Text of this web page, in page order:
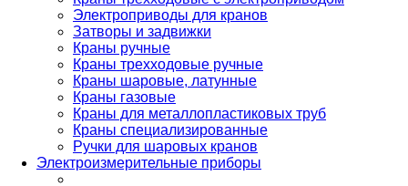
Электроприводы для кранов
Затворы и задвижки
Краны ручные
Краны трехходовые ручные
Краны шаровые, латунные
Краны газовые
Краны для металлопластиковых труб
Краны специализированные
Ручки для шаровых кранов
Электроизмерительные приборы